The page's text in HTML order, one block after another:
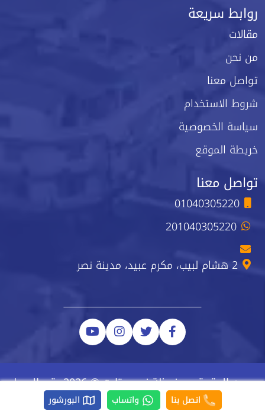
روابط سريعة
مقالات
من نحن
تواصل معنا
شروط الاستخدام
سياسة الخصوصية
خريطة الموقع
تواصل معنا
01040305220
201040305220
2 هشام لبيب، مكرم عبيد، مدينة نصر
جميع الحقوق محفوظة نيو ستارت © 2026 رقم السجل
الضريبي 223-743-723اتصل بنا واتساب البورشور